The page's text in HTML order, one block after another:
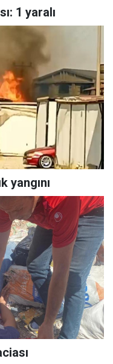
1 yaralı
yangını